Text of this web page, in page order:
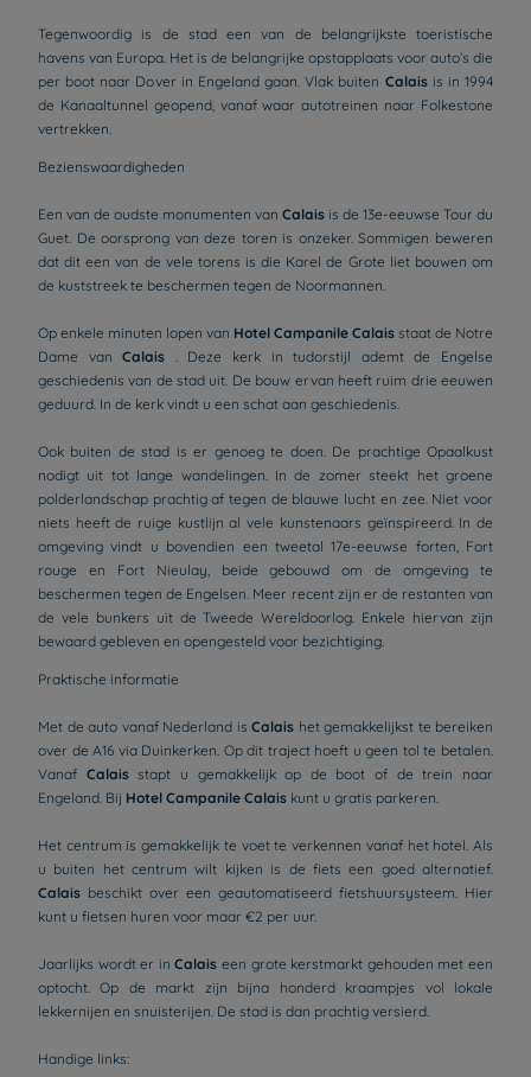
Tegenwoordig is de stad een van de belangrijkste toeristische
havens van Europa. Het is de belangrijke opstapplaats voor auto’s die
per boot naar Dover in Engeland gaan. Vlak buiten Calaisis in 1994
de Kanaaltunnel geopend, vanaf waar autotreinen naar Folkestone
vertrekken.
Bezienswaardigheden
Een van de oudste monumenten van Calais is de 13e-eeuwse Tour du
Guet. De oorsprong van deze toren is onzeker. Sommigen beweren
dat dit een van de vele torens is die Karel de Grote liet bouwen om
de kuststreek te beschermen tegen de Noormannen.
Op enkele minuten lopen van Hotel Campanile Calais staat de Notre
Dame vanCalais . Deze kerk in tudorstijl ademt de Engelse
geschiedenis van de stad uit. De bouw ervan heeft ruim drie eeuwen
geduurd. In de kerk vindt u een schat aan geschiedenis.
Ook buiten de stad is er genoeg te doen. De prachtige Opaalkust
nodigt uit tot lange wandelingen. In de zomer steekt het groene
polderlandschap prachtig af tegen de blauwe lucht en zee. Niet voor
niets heeft de ruige kustlijn al vele kunstenaars geïnspireerd. In de
omgeving vindt u bovendien een tweetal 17e-eeuwse forten, Fort
rouge en Fort Nieulay, beide gebouwd om de omgeving te
beschermen tegen de Engelsen. Meer recent zijn er de restanten van
de vele bunkers uit de Tweede Wereldoorlog. Enkele hiervan zijn
bewaard gebleven en opengesteld voor bezichtiging.
Praktische informatie
Met de auto vanaf Nederland is Calais het gemakkelijkst te bereiken
over de A16 via Duinkerken. Op dit traject hoeft u geen tol te betalen.
Vanaf Calaisstapt u gemakkelijk op de boot of de trein naar
Engeland. Bij Hotel Campanile Calais kunt u gratis parkeren.
Het centrum is gemakkelijk te voet te verkennen vanaf het hotel. Als
u buiten het centrum wilt kijken is de fiets een goed alternatief.
Calais beschikt over een geautomatiseerd fietshuursysteem. Hier
kunt u fietsen huren voor maar €2 per uur.
Jaarlijks wordt er inCalais een grote kerstmarkt gehouden met een
optocht. Op de markt zijn bijna honderd kraampjes vol lokale
lekkernijen en snuisterijen. De stad is dan prachtig versierd.
Handige links: